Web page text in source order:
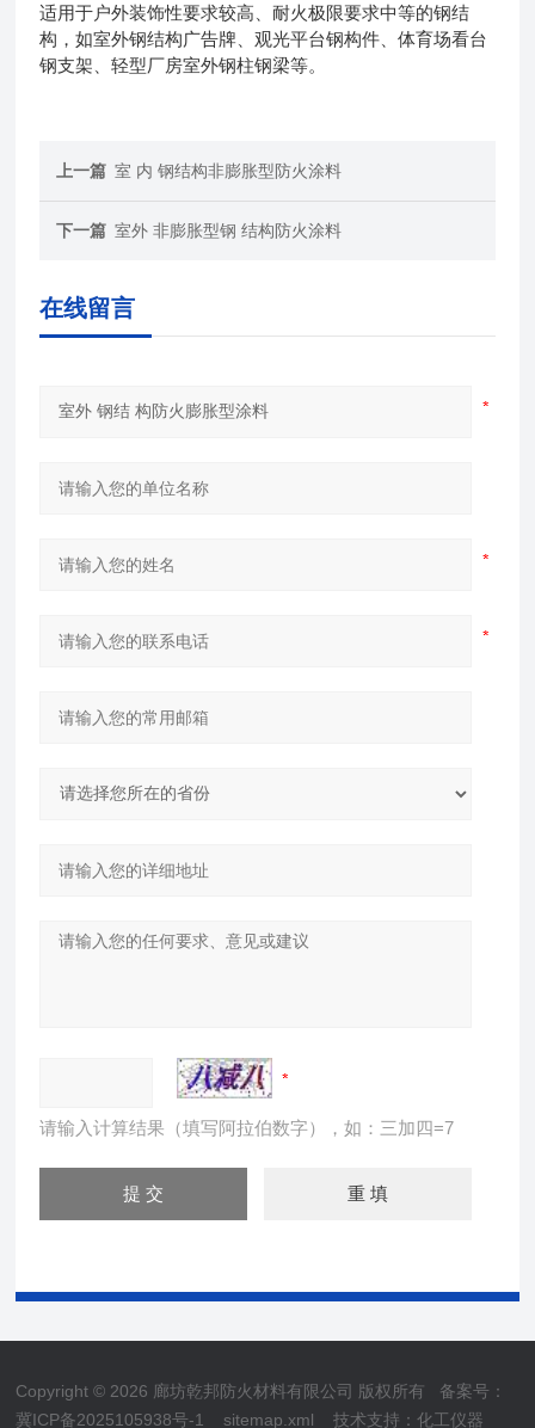
适用于户外装饰性要求较高、耐火极限要求中等的钢结
构，如室外钢结构广告牌、观光平台钢构件、体育场看台
钢支架、轻型厂房室外钢柱钢梁等。
上一篇 室 内 钢结构非膨胀型防火涂料
下一篇 室外 非膨胀型钢 结构防火涂料
在线留言
请输入计算结果（填写阿拉伯数字），如：三加四=7
Copyright © 2026 廊坊乾邦防火材料有限公司 版权所有 备案号：
冀ICP备2025105938号-1
sitemap.xml 技术支持：化工仪器